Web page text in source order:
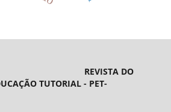
REVISTA DO
TUTORIAL - PET-